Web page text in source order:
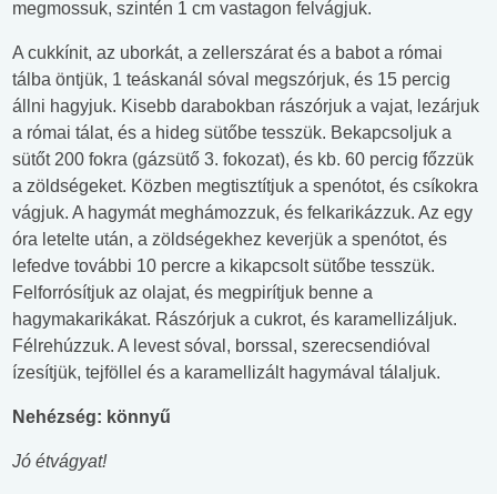
megmossuk, szintén 1 cm vastagon felvágjuk.
A cukkínit, az uborkát, a zellerszárat és a babot a római
tálba öntjük, 1 teáskanál sóval megszórjuk, és 15 percig
állni hagyjuk. Kisebb darabokban rászórjuk a vajat, lezárjuk
a római tálat, és a hideg sütőbe tesszük. Bekapcsoljuk a
sütőt 200 fokra (gázsütő 3. fokozat), és kb. 60 percig főzzük
a zöldségeket. Közben megtisztítjuk a spenótot, és csíkokra
vágjuk. A hagymát meghámozzuk, és felkarikázzuk. Az egy
óra letelte után, a zöldségekhez keverjük a spenótot, és
lefedve további 10 percre a kikapcsolt sütőbe tesszük.
Felforrósítjuk az olajat, és megpirítjuk benne a
hagymakarikákat. Rászórjuk a cukrot, és karamellizáljuk.
Félrehúzzuk. A levest sóval, borssal, szerecsendióval
ízesítjük, tejföllel és a karamellizált hagymával tálaljuk.
Nehézség: könnyű
Jó étvágyat!